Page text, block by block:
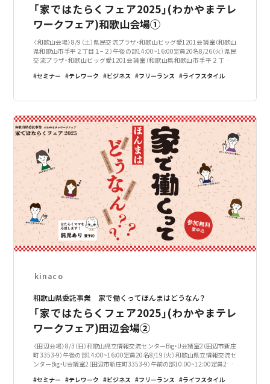
「家ではたらくフェア2025」(わかやまテレ
ワークフェア)和歌山会場①
〈和歌山会場〉8/9（土）県民交流プラザ・和歌山ビッグ愛1201会議室（和歌山
県和歌山市手平２丁目１−２）午後の部14:00~16:00定員20名8/26（火）県民
交流プラザ・和歌山ビッグ愛1201会議室（和歌山県和歌山市手平２丁目１
セミナー テレワーク ビジネス フリーランス ライフスタイル
kinaco
和歌山県委託事業 家で働くってほんまはどうなん？
「家ではたらくフェア2025」(わかやまテレ
ワークフェア)田辺会場②
〈田辺会場〉8/3（日）和歌山県立情報交流センターBig・U会議室2（田辺市新庄
町3353-9）午後の部14:00~16:00定員20名8/19（火）和歌山県立情報交流セ
ンターBig・U会議室2（田辺市新庄町3353-9）午前の部10:00~12:00定員20名
セミナー テレワーク ビジネス フリーランス ライフスタイル